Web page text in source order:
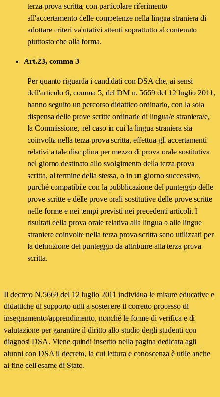
terza prova scritta, con particolare riferimento
all'accertamento delle competenze nella lingua straniera di
adottare criteri valutativi attenti soprattutto al contenuto
piuttosto che alla forma.
Art.23, comma 3
Per quanto riguarda i candidati con DSA che, ai sensi
dell'articolo 6, comma 5, del DM n. 5669 del 12 luglio 2011,
hanno seguito un percorso didattico ordinario, con la sola
dispensa delle prove scritte ordinarie di lingua/e straniera/e,
la Commissione, nel caso in cui la lingua straniera sia
coinvolta nella terza prova scritta, effettua gli accertamenti
relativi a tale disciplina per mezzo di prova orale sostitutiva
nel giorno destinato allo svolgimento della terza prova
scritta, al termine della stessa, o in un giorno successivo,
purché compatibile con la pubblicazione del punteggio delle
prove scritte e delle prove orali sostitutive delle prove scritte
nelle forme e nei tempi previsti nei precedenti articoli. I
risultati della prova orale relativa alla lingua o alle lingue
straniere coinvolte nella terza prova scritta sono utilizzati per
la definizione del punteggio da attribuire alla terza prova
scritta.
Il decreto N.5669 del 12 luglio 2011 individua le misure educative e
didattiche di supporto utili a sostenere il corretto processo di
insegnamento/apprendimento, nonché le forme di verifica e di
valutazione per garantire il diritto allo studio degli studenti con
diagnosi DSA. Viene quindi inserito nella pagina dedicata agli
alunni con DSA il decreto, la cui lettura e conoscenza è utile anche
ai fine dell'esame di Stato.